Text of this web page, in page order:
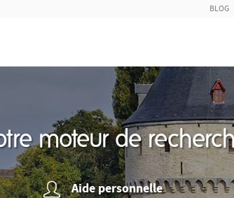
BLOG
moteur de
Aide personnelle